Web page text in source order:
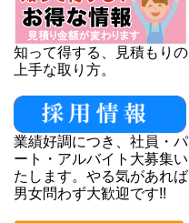
知って得する、見積もりの
上手な取り方。
業績好調につき、社員・パ
ート・アルバイト大募集い
たします。やる気があれば
男女問わず大歓迎です!!